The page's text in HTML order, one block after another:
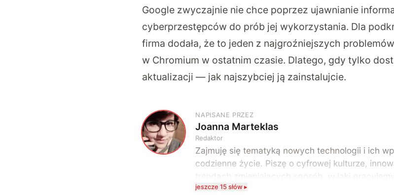
Google zwyczajnie nie chce poprzez ujawnianie
cyberprzestępców do prób jej wykorzystania. Dla
firma dodała, że to jeden z najgroźniejszych
w Chromium w ostatnim czasie. Dlatego, gdy tylko
aktualizacji — jak najszybciej ją zainstalujcie.
J
NAPISANE PRZEZ
Joanna Marteklas
Redaktor
Zajmuję się tematyką nowych technologii i ich
codzienne życie. Piszę o cyfrowej kulturze,
trendach zmieniających sposób, w jaki
się ze sobą. Szczególnie interesuje mnie relacja
jeszcze 15 słów ▸